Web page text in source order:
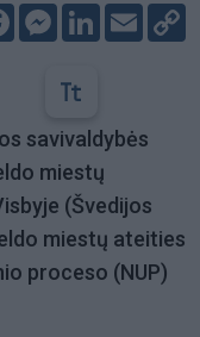
FacebookMessenger
LinkedIn
Email
savivaldybės
miestų
(Švedijos
miestų ateities
proceso (NUP)